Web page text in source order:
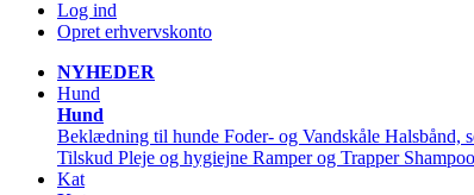
Log ind
Opret erhvervskonto
NYHEDER
Hund
Hund
Beklædning til hunde Foder- og Vandskåle Halsbånd,
Tilskud Pleje og hygiejne Ramper og Trapper
Kat